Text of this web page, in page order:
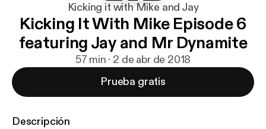
Kicking it with Mike and Jay
Kicking It With Mike Episode 6
featuring Jay and Mr Dynamite
57 min · 2 de abr de 2018
Prueba gratis
Descripción